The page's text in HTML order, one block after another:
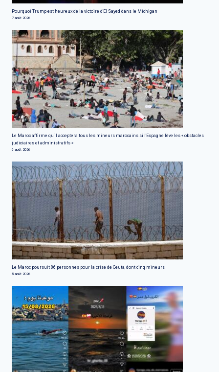
Pourquoi Trump est heureux de la victoire d'El Sayed dans le Michigan
7 août 2026
Le Maroc affirme qu'il acceptera tous les mineurs marocains si l'Espagne lève les « obstacles
judiciaires et administratifs »
6 août 2026
Le Maroc poursuit 86 personnes pour la crise de Ceuta, dont cinq mineurs
5 août 2026